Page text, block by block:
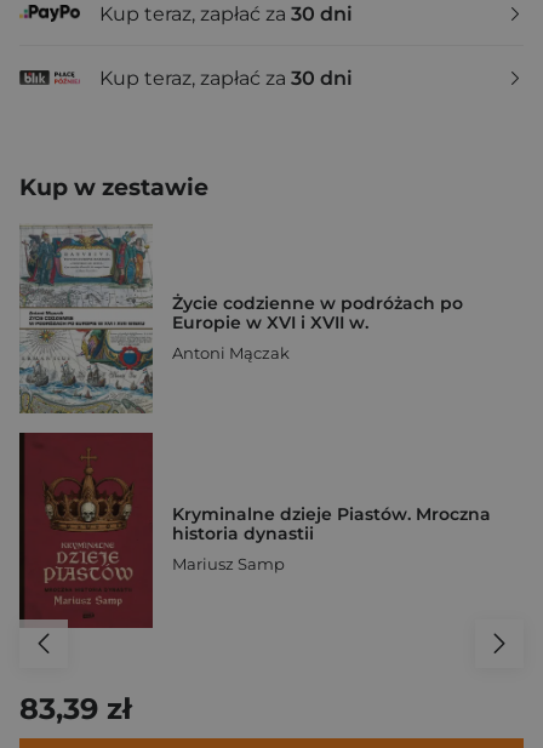
Kup teraz, zapłać za 30 dni
Kup teraz, zapłać za 30 dni
Kup w zestawie
Życie codzienne w podróżach po
Europie w XVI i XVII w.
Antoni Mączak
Kryminalne dzieje Piastów. Mroczna
historia dynastii
Mariusz Samp
83,39 zł